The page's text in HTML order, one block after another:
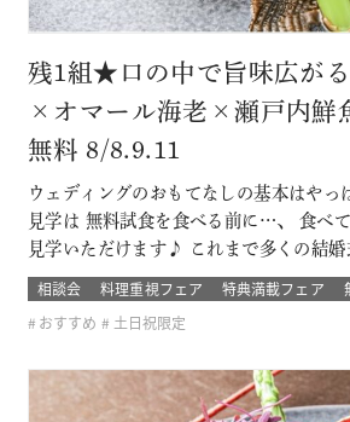
残1組★口の中で旨味広が
×オマール海老×瀬戸内鮮
無料 8/8.9.11
ウェディングのおもてなしの基本はやっ
見学は 無料試食を食べる前に…、 食べ
見学いただけます♪ これまで多くの結婚
きた セフィロト総料理長が作っているの
非、ご賞味下さいませ(＾＾) 無料試食は
ルの珠玉の一品。 結婚式に参加したゲス
相談会 料理重視フェア 特典満載フェア
おすすめ
土日祝限定